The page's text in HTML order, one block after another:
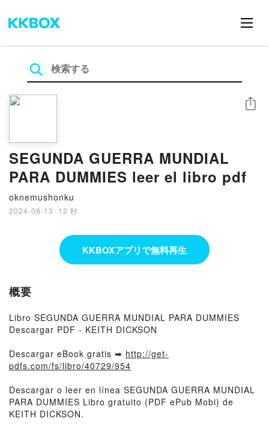
SEGUNDA GUERRA MUNDIAL
PARA DUMMIES leer el libro pdf
oknemushonku
2024-08-13 · 12 秒
シェア
KKBOXアプリで無料再生
概要
Libro SEGUNDA GUERRA MUNDIAL PARA DUMMIES
Descargar PDF - KEITH DICKSON
Descargar eBook gratis ➡ http://get-
pdfs.com/fs/libro/40729/954
Descargar o leer en línea SEGUNDA GUERRA MUNDIAL
PARA DUMMIES Libro gratuito (PDF ePub Mobi) de
KEITH DICKSON.